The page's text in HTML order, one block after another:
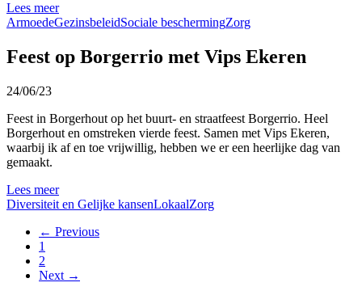
Lees meer
ArmoedeGezinsbeleidSociale beschermingZorg
Feest op Borgerrio met Vips Ekeren
24/06/23
Feest in Borgerhout op het buurt- en straatfeest Borgerrio. Heel
Borgerhout en omstreken vierde feest. Samen met Vips Ekeren,
waarbij ik af en toe vrijwillig, hebben we er een heerlijke dag van
gemaakt.
Lees meer
Diversiteit en Gelijke kansenLokaalZorg
← Previous
1
2
Next →